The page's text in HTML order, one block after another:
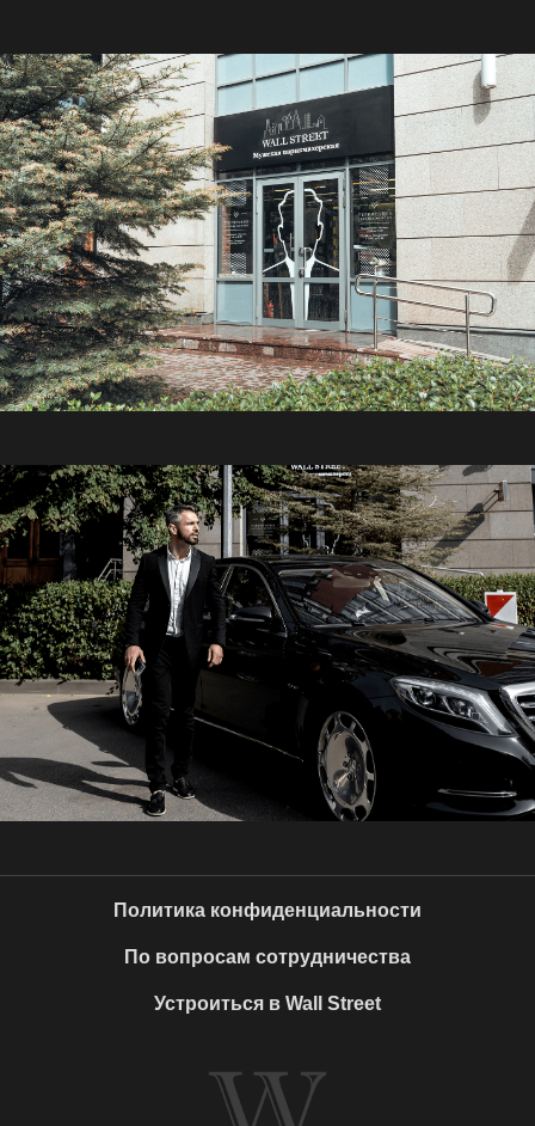
Устроиться в Wall Street
По вопросам сотрудничества
Политика конфиденциальности